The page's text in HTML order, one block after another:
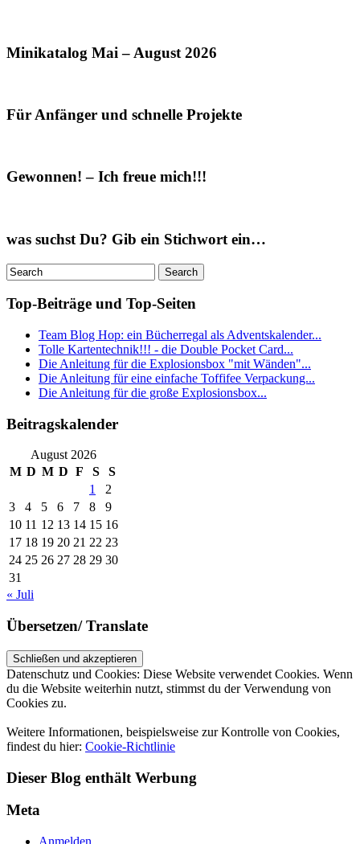
Minikatalog Mai – August 2026
Für Anfänger und schnelle Projekte
Gewonnen! – Ich freue mich!!!
was suchst Du? Gib ein Stichwort ein…
Top-Beiträge und Top-Seiten
Team Blog Hop: ein Bücherregal als Adventskalender...
Tolle Kartentechnik!!! - die Double Pocket Card...
Die Anleitung für die Explosionsbox "mit Wänden"...
Die Anleitung für eine einfache Toffifee Verpackung...
Die Anleitung für die große Explosionsbox...
Beitragskalender
August 2026
M D M D F S
S
1
2
3
4 5 6 7 8
9
10 11 12 13 14 15 16
17 18 19 20 21 22 23
24 25 26 27 28 29 30
31
« Juli
Übersetzen/ Translate
Datenschutz und Cookies: Diese Website verwendet Cookies. Wenn
du die Website weiterhin nutzt, stimmst du der Verwendung von
Cookies zu.
Weitere Informationen, beispielsweise zur Kontrolle von Cookies,
findest du hier: Cookie-Richtlinie
Dieser Blog enthält Werbung
Meta
Anmelden